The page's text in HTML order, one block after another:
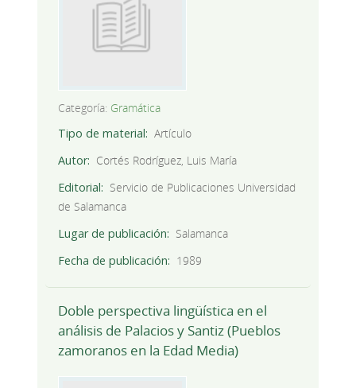
Categoría: Gramática
Tipo de material
Artículo
Autor
Cortés Rodríguez, Luis María
Editorial
Servicio de Publicaciones Universidad
de Salamanca
Lugar de publicación
Salamanca
Fecha de publicación
1989
Doble perspectiva lingüística en el
análisis de Palacios y Santiz (Pueblos
zamoranos en la Edad Media)